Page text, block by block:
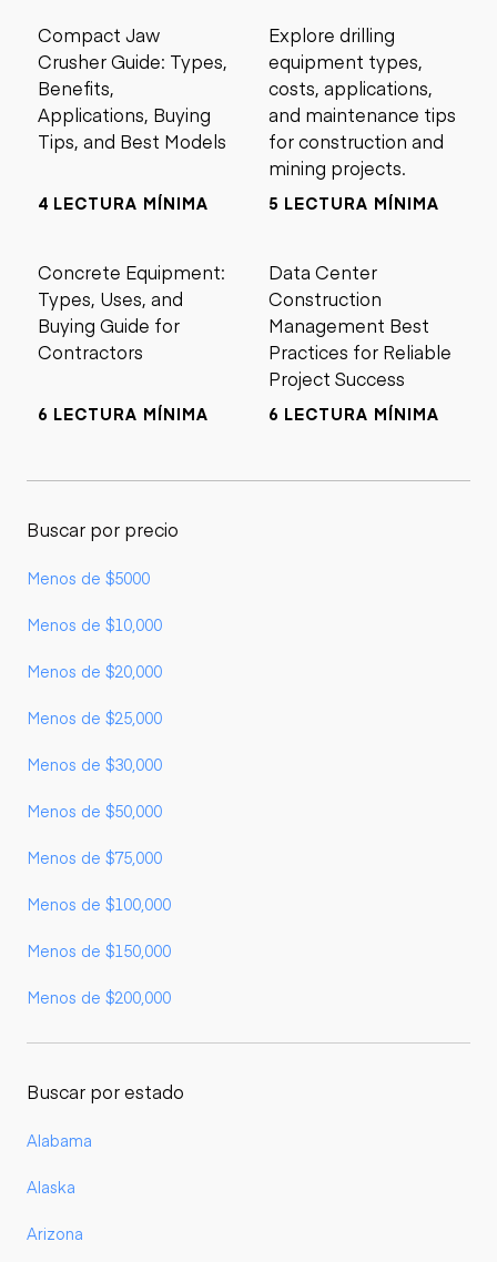
Compact Jaw
Crusher Guide: Types,
Benefits,
Applications, Buying
Tips, and Best Models
4 LECTURA MÍNIMA
Explore drilling
equipment types,
costs, applications,
and maintenance tips
for construction and
mining projects.
5 LECTURA MÍNIMA
Concrete Equipment:
Types, Uses, and
Buying Guide for
Contractors
6 LECTURA MÍNIMA
Data Center
Construction
Management Best
Practices for Reliable
Project Success
6 LECTURA MÍNIMA
Buscar por precio
Menos de $5000
Menos de $10,000
Menos de $20,000
Menos de $25,000
Menos de $30,000
Menos de $50,000
Menos de $75,000
Menos de $100,000
Menos de $150,000
Menos de $200,000
Buscar por estado
Alabama
Alaska
Arizona